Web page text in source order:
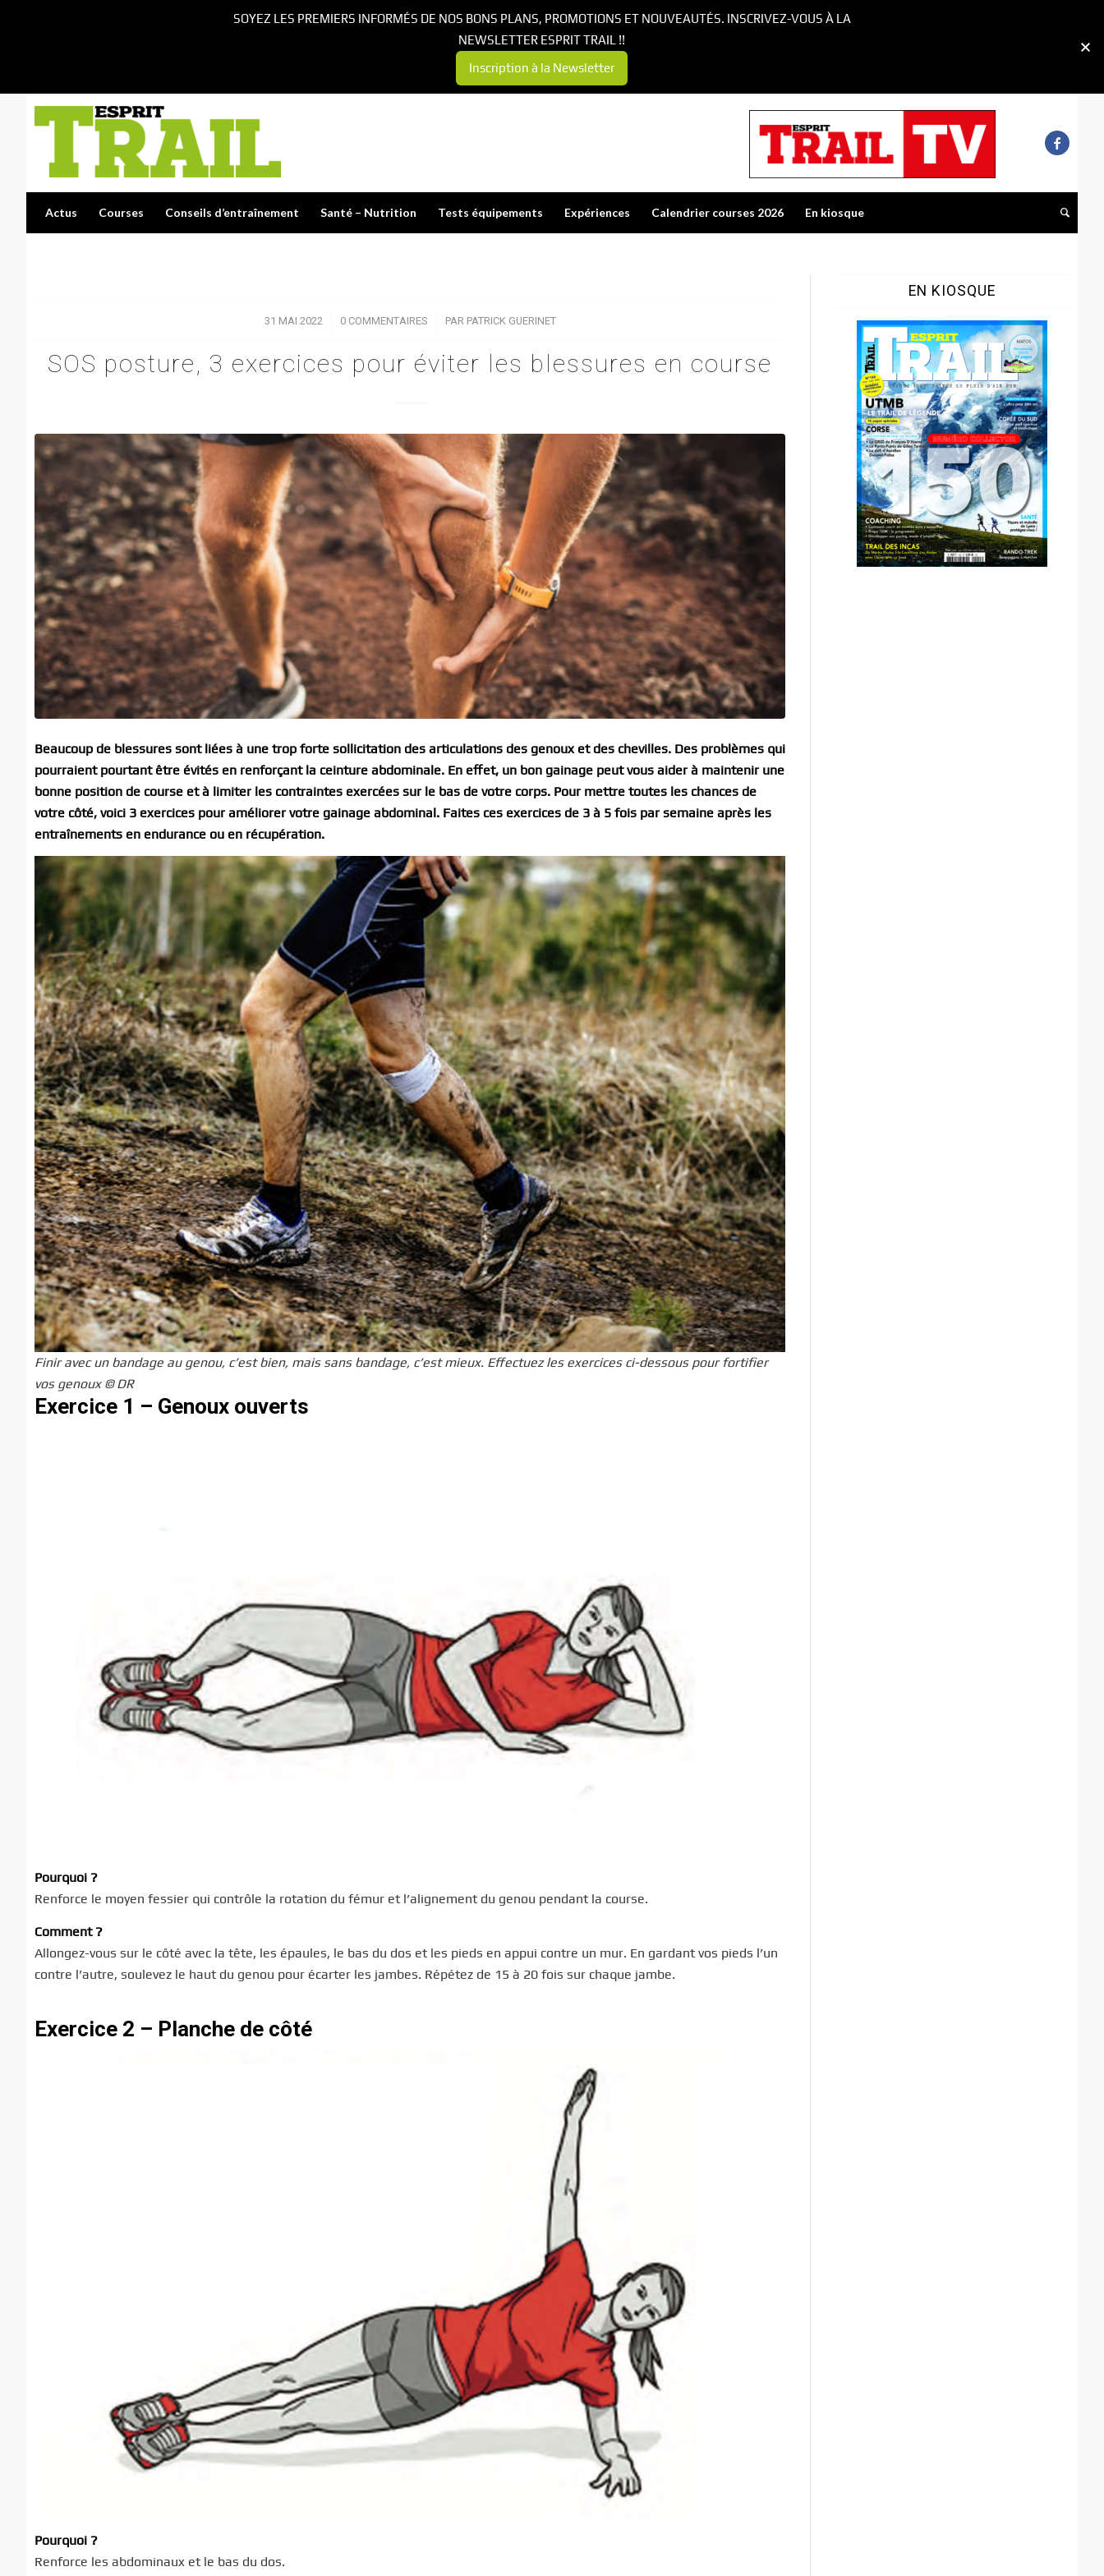
Actus Courses Conseils d’entraînement Santé – Nutrition Tests équipements Expériences Calendrier courses 2026 En kiosque
31 MAI 2022
/ 0 COMMENTAIRES
/ PAR PATRICK GUERINET
SOS posture, 3 exercices pour éviter les blessures en course
Beaucoup de blessures sont liées à une trop forte sollicitation des articulations des genoux et des chevilles. Des problèmes qui
pourraient pourtant être évités en renforçant la ceinture abdominale. En effet, un bon gainage peut vous aider à maintenir une
bonne position de course et à limiter les contraintes exercées sur le bas de votre corps. Pour mettre toutes les chances de
votre côté, voici 3 exercices pour améliorer votre gainage abdominal. Faites ces exercices de 3 à 5 fois par semaine après les
entraînements en endurance ou en récupération.
Finir avec un bandage au genou, c’est bien, mais sans bandage, c’est mieux. Effectuez les exercices ci-dessous pour fortifier
vos genoux © DR
Exercice 1 – Genoux ouverts
Pourquoi ?
Renforce le moyen fessier qui contrôle la rotation du fémur et l’alignement du genou pendant la course.
Comment ?
Allongez-vous sur le côté avec la tête, les épaules, le bas du dos et les pieds en appui contre un mur. En gardant vos pieds l’un
contre l’autre, soulevez le haut du genou pour écarter les jambes. Répétez de 15 à 20 fois sur chaque jambe.
Exercice 2 – Planche de côté
Pourquoi ?
Renforce les abdominaux et le bas du dos.
EN KIOSQUE
SOYEZ LES PREMIERS INFORMÉS DE NOS BONS PLANS, PROMOTIONS ET NOUVEAUTÉS. INSCRIVEZ-VOUS À LA
NEWSLETTER ESPRIT TRAIL !!
Inscription à la Newsletter